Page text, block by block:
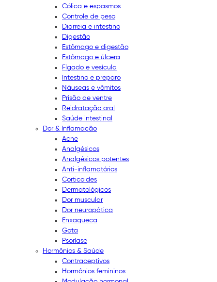
Cólica e espasmos
Controle de peso
Diarreia e intestino
Digestão
Estômago e digestão
Estômago e úlcera
Fígado e vesícula
Intestino e preparo
Náuseas e vômitos
Prisão de ventre
Reidratação oral
Saúde intestinal
Dor & Inflamação
Acne
Analgésicos
Analgésicos potentes
Anti-inflamatórios
Corticoides
Dermatológicos
Dor muscular
Dor neuropática
Enxaqueca
Gota
Psoríase
Hormônios & Saúde
Contraceptivos
Hormônios femininos